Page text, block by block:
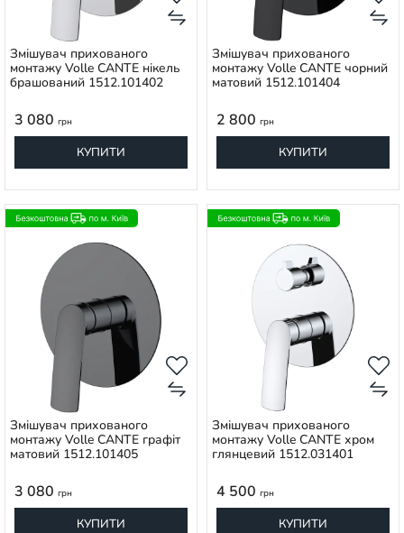
Змішувач прихованого
монтажу Volle CANTE нікель
брашований 1512.101402
3 080 грн
КУПИТИ
Змішувач прихованого
монтажу Volle CANTE чорний
матовий 1512.101404
2 800 грн
КУПИТИ
Змішувач прихованого
монтажу Volle CANTE графіт
матовий 1512.101405
3 080 грн
КУПИТИ
Змішувач прихованого
монтажу Volle CANTE хром
глянцевий 1512.031401
4 500 грн
КУПИТИ